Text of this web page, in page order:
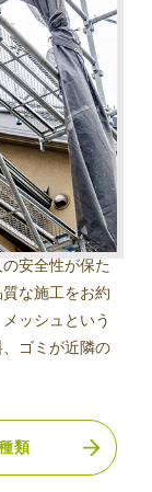
安全性が保た
な施工をお約
ッシュという
ゴミが近隣の
類